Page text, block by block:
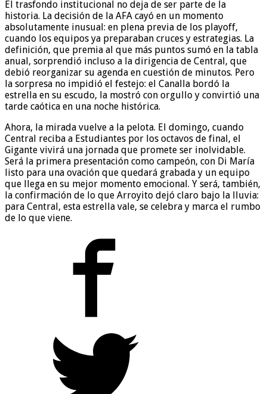
El trasfondo institucional no deja de ser parte de la
historia. La decisión de la AFA cayó en un momento
absolutamente inusual: en plena previa de los playoff,
cuando los equipos ya preparaban cruces y estrategias. La
definición, que premia al que más puntos sumó en la tabla
anual, sorprendió incluso a la dirigencia de Central, que
debió reorganizar su agenda en cuestión de minutos. Pero
la sorpresa no impidió el festejo: el Canalla bordó la
estrella en su escudo, la mostró con orgullo y convirtió una
tarde caótica en una noche histórica.
Ahora, la mirada vuelve a la pelota. El domingo, cuando
Central reciba a Estudiantes por los octavos de final, el
Gigante vivirá una jornada que promete ser inolvidable.
Será la primera presentación como campeón, con Di María
listo para una ovación que quedará grabada y un equipo
que llega en su mejor momento emocional. Y será, también,
la confirmación de lo que Arroyito dejó claro bajo la lluvia:
para Central, esta estrella vale, se celebra y marca el rumbo
de lo que viene.